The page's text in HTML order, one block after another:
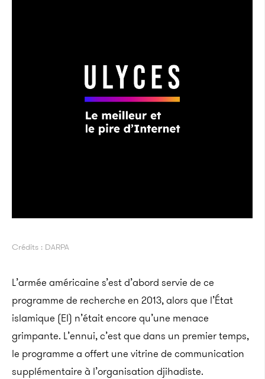
Crédits : DARPA
L’armée américaine s’est d’abord servie de ce
programme de recherche en 2013, alors que l’État
islamique (EI) n’était encore qu’une menace
grimpante. L’ennui, c’est que dans un premier temps,
le programme a offert une vitrine de communication
supplémentaire à l’organisation djihadiste.